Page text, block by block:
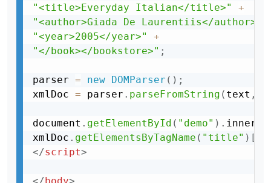
"<title>Everyday Italian</title>"
+
"<author>Giada De Laurentiis</author>"
"<year>2005</year>"
+
"</book></bookstore>" ;
parser = new DOMParser ( ) ;
xmlDoc = parser . parseFromString ( text ,
document . getElementById ( "demo" ) .
xmlDoc . getElementsByTagName ( "title" ) [
</script>